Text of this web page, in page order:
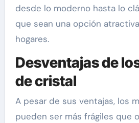
desde lo moderno hasta lo
que sean una opción
hogares.
Desventajas de
de cristal
A pesar de sus ventajas, los
pueden ser más frágiles que